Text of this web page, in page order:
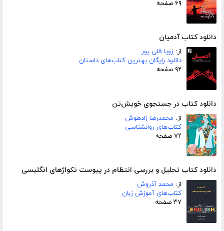
۶۹ صفحه
دانلود کتاب آدمیان
از: زویا قلی پور
دانلود رایگان بهترین کتاب‌های داستان
۹۲ صفحه
دانلود کتاب در جستجوی خویش‌تن
از: محمدرضا زادهوش
کتاب‌های روانشناسی
۷۲ صفحه
دانلود کتاب تحلیل و بررسی انتظام در پیوست تکواژهای انگلیسی
از: محمد آذروش
کتاب‌های آموزش زبان
۳۷ صفحه